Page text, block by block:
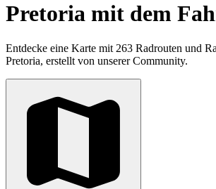
Pretoria mit dem
Entdecke eine Karte mit 263 Radrouten und
Pretoria, erstellt von unserer Community.